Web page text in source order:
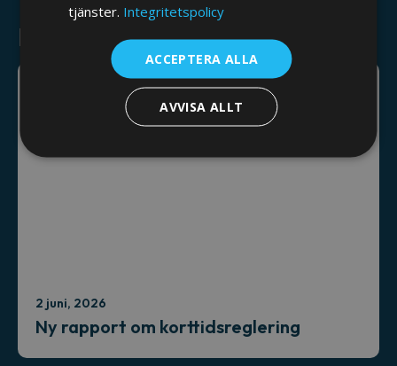
Relaterade nyheter
2 juni, 2026
Ny rapport om korttidsreglering
tjänster. Integritetspolicy
ACCEPTERA ALLA
AVVISA ALLT